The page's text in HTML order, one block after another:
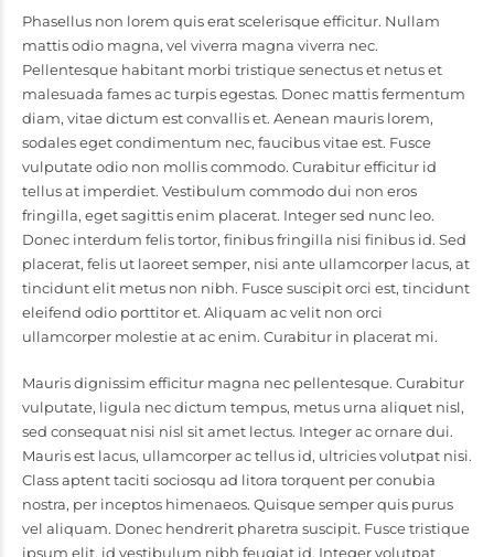
Phasellus non lorem quis erat scelerisque efficitur. Nullam
mattis odio magna, vel viverra magna viverra nec.
Pellentesque habitant morbi tristique senectus et netus et
malesuada fames ac turpis egestas. Donec mattis fermentum
diam, vitae dictum est convallis et. Aenean mauris lorem,
sodales eget condimentum nec, faucibus vitae est. Fusce
vulputate odio non mollis commodo. Curabitur efficitur id
tellus at imperdiet. Vestibulum commodo dui non eros
fringilla, eget sagittis enim placerat. Integer sed nunc leo.
Donec interdum felis tortor, finibus fringilla nisi finibus id. Sed
placerat, felis ut laoreet semper, nisi ante ullamcorper lacus, at
tincidunt elit metus non nibh. Fusce suscipit orci est, tincidunt
eleifend odio porttitor et. Aliquam ac velit non orci
ullamcorper molestie at ac enim. Curabitur in placerat mi.
Mauris dignissim efficitur magna nec pellentesque. Curabitur
vulputate, ligula nec dictum tempus, metus urna aliquet nisl,
sed consequat nisi nisl sit amet lectus. Integer ac ornare dui.
Mauris est lacus, ullamcorper ac tellus id, ultricies volutpat nisi.
Class aptent taciti sociosqu ad litora torquent per conubia
nostra, per inceptos himenaeos. Quisque semper quis purus
vel aliquam. Donec hendrerit pharetra suscipit. Fusce tristique
ipsum elit, id vestibulum nibh feugiat id. Integer volutpat